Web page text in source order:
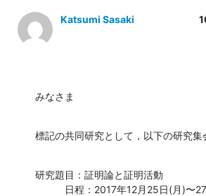
Katsumi Sasaki
みなさま
標記の共同研究として，以下の研究集
研究題目：証明論と証明活動
日程：2017年12月25日(月)〜27